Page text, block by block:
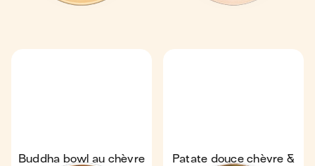
Buddha bowl au chèvre
Patate douce chèvre &